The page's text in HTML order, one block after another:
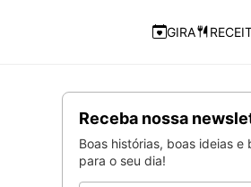
Navegação
GIRA
Receba nossa
Boas histórias, boas ideias
para o seu dia!